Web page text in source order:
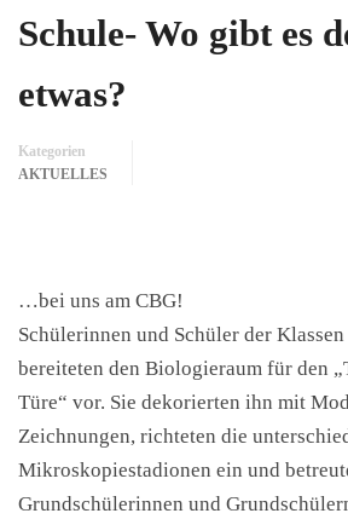
Schule- Wo gibt es
etwas?
Kategorien
AKTUELLES
…bei uns am CBG!
Schülerinnen und Schüler der
bereiteten den Biologieraum für den
Türe“ vor. Sie dekorierten ihn mit
Zeichnungen, richteten die
Mikroskopiestadionen ein und
Grundschülerinnen und